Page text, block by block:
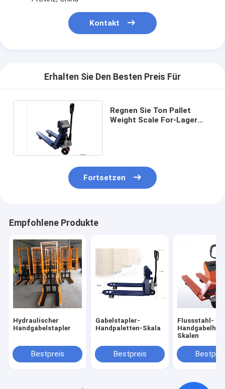
Kontakt
Erhalten Sie Den Besten Preis Für
Regnen Sie Ton Pallet
Weight Scale For-Lager
Fortsetzen
Empfohlene Produkte
Hydraulischer
Handgabelstapler
Bestpreis
Gabelstapler-
Handpaletten-Skala
Bestpreis
Flussstahl-
Skalen